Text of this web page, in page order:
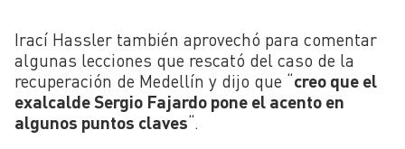
Irací Hassler también aprovechó para comentar
algunas lecciones que rescató del caso de la
recuperación de Medellín y dijo que “creo que el
exalcalde Sergio Fajardo pone el acento en
algunos puntos claves“.